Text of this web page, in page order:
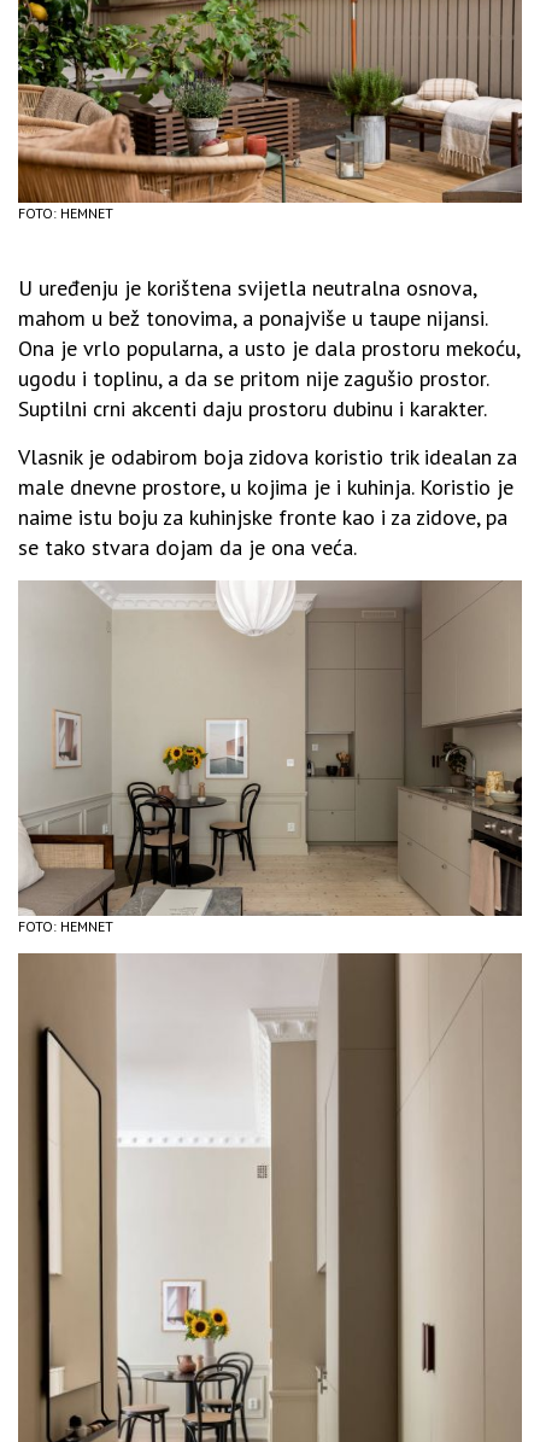
FOTO: HEMNET
U uređenju je korištena svijetla neutralna osnova,
mahom u bež tonovima, a ponajviše u taupe nijansi.
Ona je vrlo popularna, a usto je dala prostoru mekoću,
ugodu i toplinu, a da se pritom nije zagušio prostor.
Suptilni crni akcenti daju prostoru dubinu i karakter.
Vlasnik je odabirom boja zidova koristio trik idealan za
male dnevne prostore, u kojima je i kuhinja. Koristio je
naime istu boju za kuhinjske fronte kao i za zidove, pa
se tako stvara dojam da je ona veća.
FOTO: HEMNET